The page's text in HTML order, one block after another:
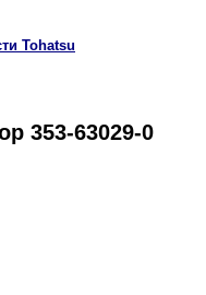
Tohatsu
353-63029-0